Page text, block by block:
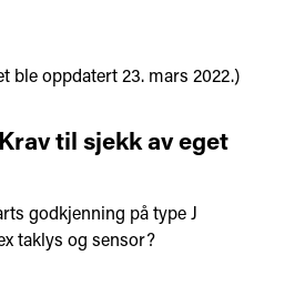
ble oppdatert 23. mars 2022.)
til sjekk av eget
godkjenning på type J
taklys og sensor?